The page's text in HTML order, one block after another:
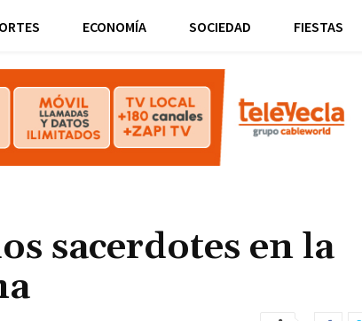
ECONOMÍA SOCIEDAD FIESTAS
sacerdotes en la